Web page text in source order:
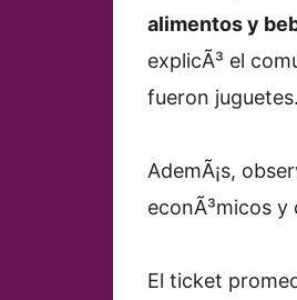
alimentos y
explicÃ³ el
fueron juguetes.
AdemÃ¡s,
econÃ³micos
El ticket